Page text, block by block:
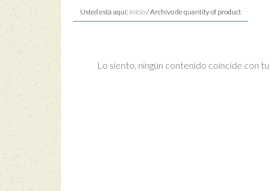
Usted está aquí: Inicio/Archivo de quantity of product
Lo siento, ningún contenido coincide con